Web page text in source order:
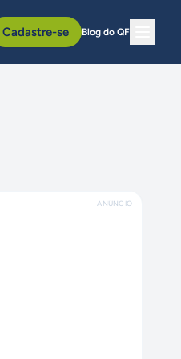
Cadastre-se Blog do QF
ANÚNCIO